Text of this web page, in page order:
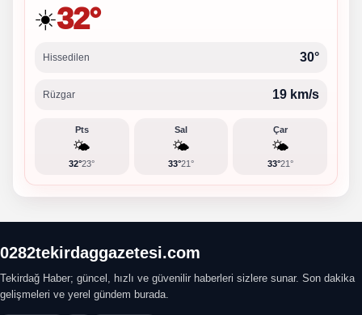
☀️32°
Hissedilen 30°
Rüzgar 19 km/s
Pts
🌤️
32°23°
Sal
🌤️
33°21°
Çar
🌤️
33°21°
0282tekirdaggazetesi.com
Tekirdağ Haber; güncel, hızlı ve güvenilir haberleri sizlere sunar. Son dakika
gelişmeleri ve yerel gündem burada.